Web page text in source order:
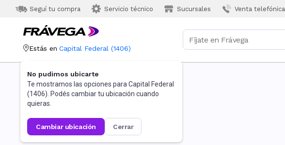
Seguí tu compra Servicio técnico Sucursales Venta telefónica
Estás en Capital Federal (1406)
No pudimos ubicarte
Te mostramos las opciones para Capital Federal
(1406). Podés cambiar tu ubicación cuando
quieras.
cambiar ubicación cerrar